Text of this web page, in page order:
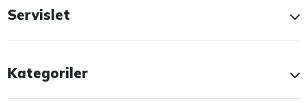
Servislet
Kategoriler